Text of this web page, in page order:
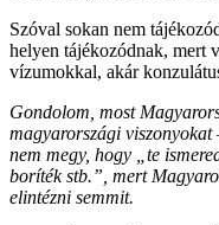
Szóval sokan nem
helyen tájékozódnak, mert
vízumokkal, akár
Gondolom, most
magyarországi
nem megy, hogy „te
boríték stb.”, mert
elintézni semmit.